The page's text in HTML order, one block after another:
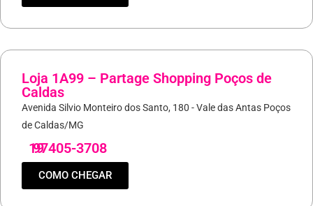
Loja 1A99 – Partage Shopping Poços de
Caldas
Avenida Silvio Monteiro dos Santo, 180 - Vale das Antas Poços
de Caldas/MG
19
97405-3708
COMO CHEGAR